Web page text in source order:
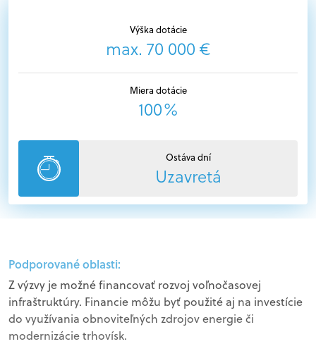
Výška dotácie
max. 70 000 €
Miera dotácie
100%
Ostáva dní
Uzavretá
Podporované oblasti:
Z výzvy je možné financovať rozvoj voľnočasovej
infraštruktúry. Financie môžu byť použité aj na investície
do využívania obnoviteľných zdrojov energie či
modernizácie trhovísk.